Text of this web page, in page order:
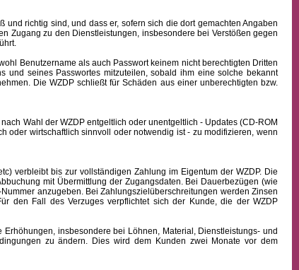
richtig sind, und dass er, sofern sich die dort gemachten Angaben
Zugang zu den Dienstleistungen, insbesondere bei Verstößen gegen
Benutzername als auch Passwort keinem nicht berechtigten Dritten
und seines Passwortes mitzuteilen, sobald ihm eine solche bekannt
Die WZDP schließt für Schäden aus einer unberechtigten bzw.
Wahl der WZDP entgeltlich oder unentgeltlich - Updates (CD-ROM
oder wirtschaftlich sinnvoll oder notwendig ist - zu modifizieren, wenn
verbleibt bis zur vollständigen Zahlung im Eigentum der WZDP. Die
mit Übermittlung der Zugangsdaten. Bei Dauerbezügen (wie
anzugeben. Bei Zahlungszielüberschreitungen werden Zinsen
den Fall des Verzuges verpflichtet sich der Kunde, die der WZDP
insbesondere bei Löhnen, Material, Dienstleistungs- und
zu ändern. Dies wird dem Kunden zwei Monate vor dem